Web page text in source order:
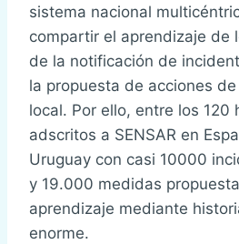
sistema nacional
compartir el aprendizaje de
de la notificación de
la propuesta de acciones
local. Por ello, entre los 120
adscritos a SENSAR en
Uruguay con casi 10000
y 19.000 medidas
aprendizaje mediante
enorme.